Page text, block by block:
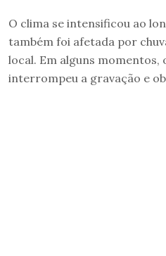
O clima se intensificou ao
também foi afetada por
local. Em alguns momentos,
interrompeu a gravação e